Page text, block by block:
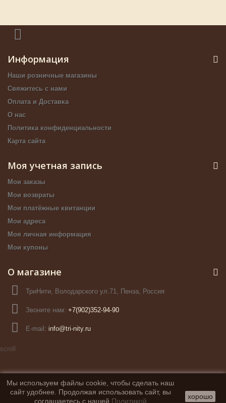
Информация
Наши розничные магазины
Свяжитесь с нами
Оплата и Доставка
О нас
Политика конфиденциальности
Карта сайта
Моя учетная запись
Мои заказы
Мои возвраты
Мои платёжные квитанции
Мои адреса
Моя личная информация
Мои купоны
О магазине
ТриНити, Володарского ул.71, Пенза, Россия
Звоните нам: +7(902)352-94-90
E-mail: info@tri-nity.ru
scroll
Мы используем файлы cookie, чтобы сделать наш
сайт удобнее. Продолжая использовать сайт, вы
соглашаетесь с нашей Политикой
хорошо